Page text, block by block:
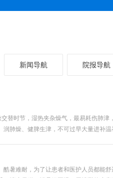
新闻导航 院报导航
替时节，湿热夹杂燥气，最易耗伤肺
肺燥、健脾生津，不可过早大量进补
暑难耐，为了让患者和医护人员都能